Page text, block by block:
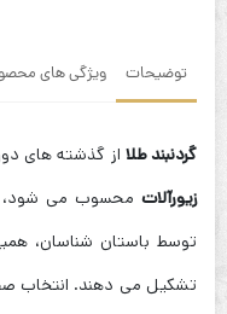
توضیحات ویژگی های
گردنبند طلا از گذشته های
زیورآلات محسوب می شود،
توسط باستان شناسان،
تشکیل می دهند. انتخاب